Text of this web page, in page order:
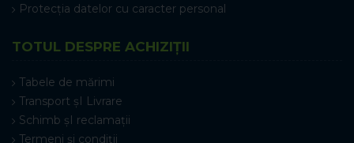
Protecția datelor cu caracter personal
TOTUL DESPRE ACHIZIȚII
Tabele de mărimi
Transport șI Livrare
Schimb șI reclamații
Termeni și condiții